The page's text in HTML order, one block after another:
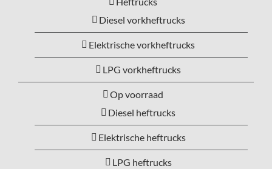
Diesel vorkheftrucks
Elektrische vorkheftrucks
LPG vorkheftrucks
Op voorraad
Diesel heftrucks
Elektrische heftrucks
LPG heftrucks